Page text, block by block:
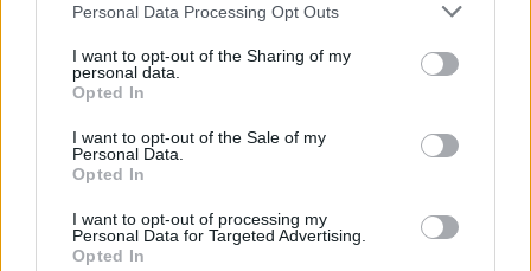
Personal Data Processing Opt Outs
I want to opt-out of the Sharing of my
personal data.
Opted In
I want to opt-out of the Sale of my
Personal Data.
Opted In
I want to opt-out of processing my
Personal Data for Targeted Advertising.
Opted In
felsőoktatásba, mint ahány kollégiumi férőhely
összesen van
Nemcsak abban vannak jelentős különbségek az egyetemek között,
hogy hány kollégiumi férőhely jut a hallgatókra, a térítési díj összege
sem egységes. Míg a BME-n 100 újonnan felvett egyetemistára 76